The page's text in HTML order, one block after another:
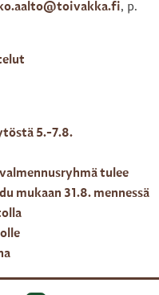
, p.
5.-7.8.
tulee
mukaan 31.8. mennessä